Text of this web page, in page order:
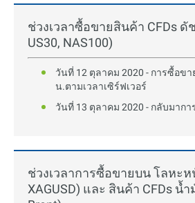
ช่วงเวลาซื้อขายสินค้า CFDs ดั
US30, NAS100)
วันที่ 12 ตุลาคม 2020 - การซื้อขา
น.ตามเวลาเซิร์ฟเวอร์
วันที่ 13 ตุลาคม 2020 - กลับมาก
ช่วงเวลาการซื้อขายบน โลหะห
XAGUSD) และ สินค้า CFDs น้